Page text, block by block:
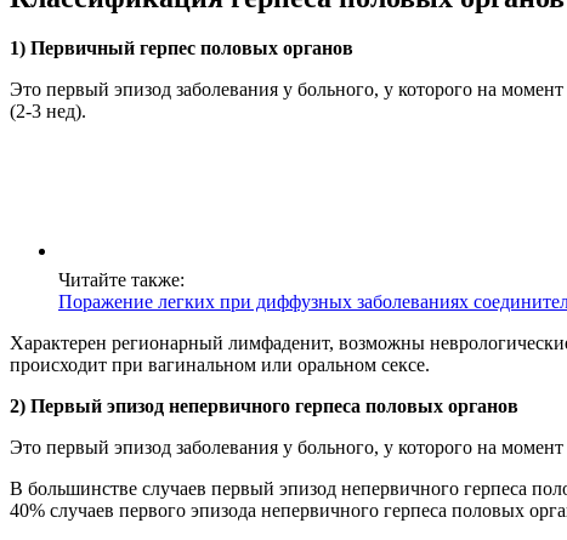
1) Первичный герпес половых органов
Это первый эпизод заболевания у больного, у которого на
(2-3 нед).
Читайте также:
Поражение легких при диффузных заболеваниях
Характерен регионарный лимфаденит, возможны
происходит при вагинальном или оральном сексе.
2) Первый эпизод непервичного герпеса половых органов
Это первый эпизод заболевания у больного, у которого на
В большинстве случаев первый эпизод непервичного герпеса
40% случаев первого эпизода непервичного герпеса половых